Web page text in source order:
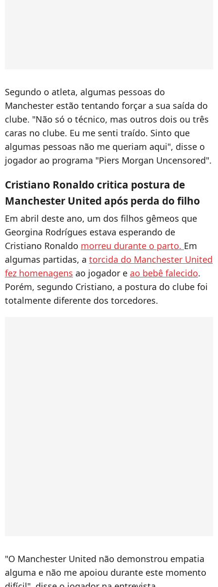
Segundo o atleta, algumas pessoas do
Manchester estão tentando forçar a sua saída do
clube. "Não só o técnico, mas outros dois ou três
caras no clube. Eu me senti traído. Sinto que
algumas pessoas não me queriam aqui", disse o
jogador ao programa "Piers Morgan Uncensored".
Cristiano Ronaldo critica postura de
Manchester United após perda do filho
Em abril deste ano, um dos filhos gêmeos que
Georgina Rodrígues estava esperando de
Cristiano Ronaldo morreu durante o parto. Em
algumas partidas, a torcida do Manchester United
fez homenagens ao jogador e ao bebê falecido.
Porém, segundo Cristiano, a postura do clube foi
totalmente diferente dos torcedores.
"O Manchester United não demonstrou empatia
alguma e não me apoiou durante este momento